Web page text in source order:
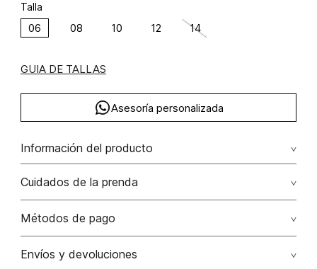
Talla
06 08 10 12 14
GUIA DE TALLAS
Asesoría personalizada
Información del producto
Vestido manga corta con insumo
Composición: VISCOSA 83% POLIAMIDA 17%
Cuidados de la prenda
Lavar a mano por separado / no dejar en remojo / no
Métodos de pago
Tarjetas de crédito: Visa, Dinners, Master Card y American
Envíos y devoluciones